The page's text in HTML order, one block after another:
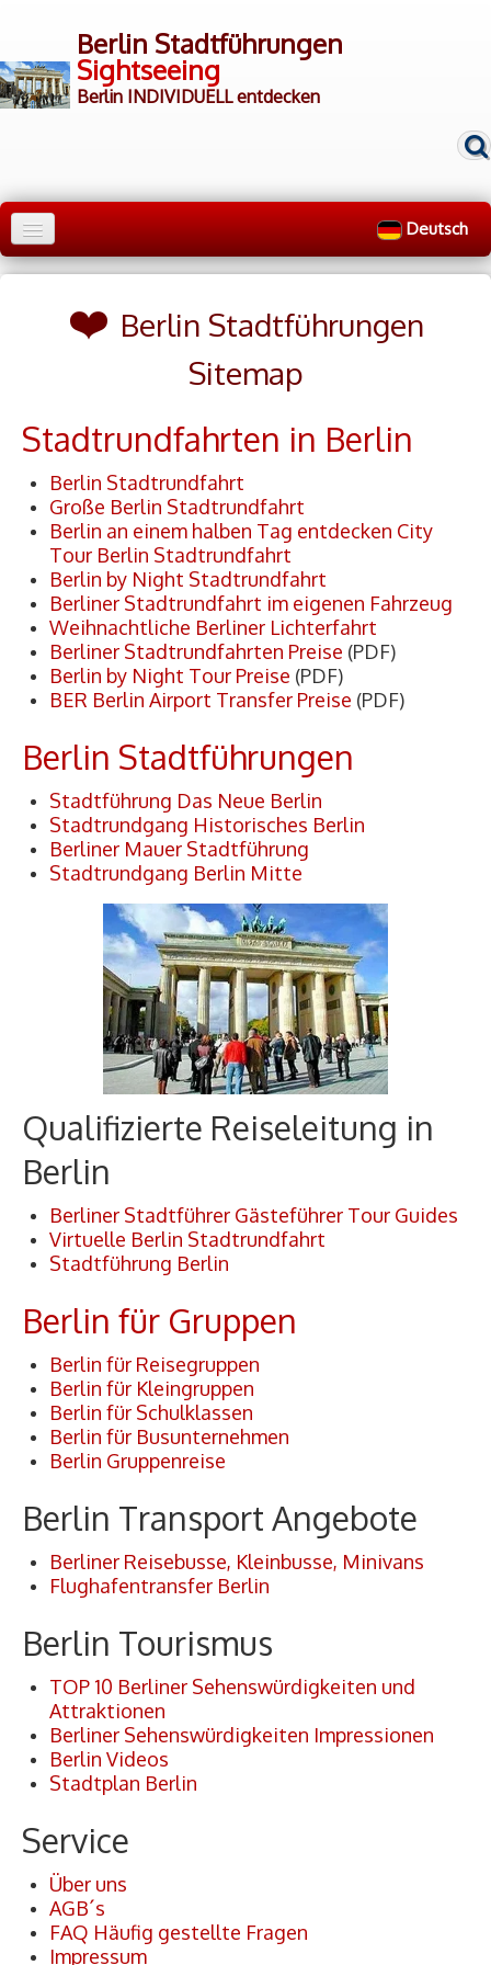
Berlin Stadtführungen
Sightseeing
Berlin INDIVIDUELL entdecken
Deutsch
Home
Stadtrundfahrten
▷ Guides
▷ Kontakt
❤️ Berlin Stadtführungen
Sitemap
Stadtrundfahrten in Berlin
Berlin Stadtrundfahrt
Große Berlin Stadtrundfahrt
Berlin an einem halben Tag entdecken City
Tour Berlin Stadtrundfahrt
Berlin by Night Stadtrundfahrt
Berliner Stadtrundfahrt im eigenen Fahrzeug
Weihnachtliche Berliner Lichterfahrt
Berliner Stadtrundfahrten Preise (PDF)
Berlin by Night Tour Preise (PDF)
BER Berlin Airport Transfer Preise (PDF)
Berlin Stadtführungen
Stadtführung Das Neue Berlin
Stadtrundgang Historisches Berlin
Berliner Mauer Stadtführung
Stadtrundgang Berlin Mitte
Qualifizierte Reiseleitung in
Berlin
Berliner Stadtführer Gästeführer Tour Guides
Virtuelle Berlin Stadtrundfahrt
Stadtführung Berlin
Berlin für Gruppen
Berlin für Reisegruppen
Berlin für Kleingruppen
Berlin für Schulklassen
Berlin für Busunternehmen
Berlin Gruppenreise
Berlin Transport Angebote
Berliner Reisebusse, Kleinbusse, Minivans
Flughafentransfer Berlin
Berlin Tourismus
TOP 10 Berliner Sehenswürdigkeiten und
Attraktionen
Berliner Sehenswürdigkeiten Impressionen
Berlin Videos
Stadtplan Berlin
Service
Über uns
AGB´s
FAQ Häufig gestellte Fragen
Impressum